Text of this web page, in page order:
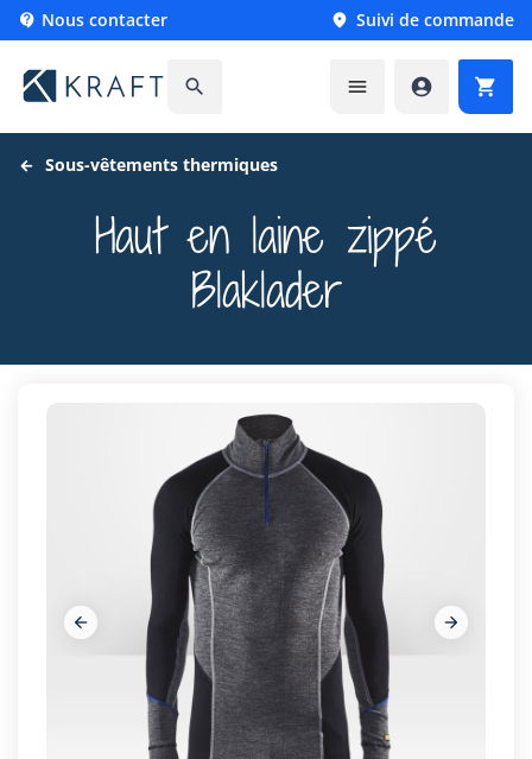
 Nous contacter  Suivi de commande
   
Sous-vêtements thermiques
Haut en laine zippé
Blaklader
 
 
 
 